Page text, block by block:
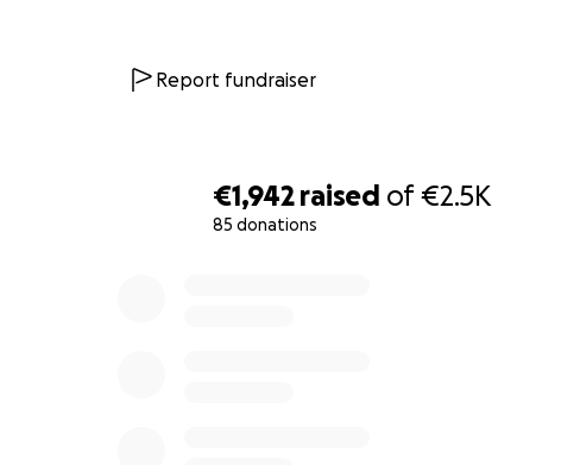
€1,942 raised of€2.5K
85 donations
Report fundraiser